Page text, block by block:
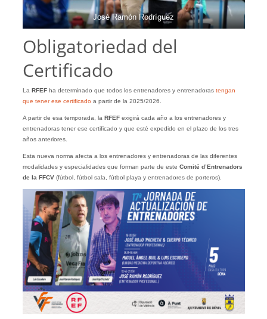
José Ramón Rodríguez
Obligatoriedad del
Certificado
La RFEFha determinado que todos los entrenadores y entrenadoras tengan
que tener ese certificado a partir de la 2025/2026.
A partir de esa temporada, la RFEFexigirá cada año a los entrenadores y
entrenadoras tener ese certificado y que esté expedido en el plazo de los tres
años anteriores.
Esta nueva norma afecta a los entrenadores y entrenadoras de las diferentes
modalidades y especialidades que forman parte de este Comité d’Entrenadors
de la FFCV(fútbol, fútbol sala, fútbol playa y entrenadores de porteros).